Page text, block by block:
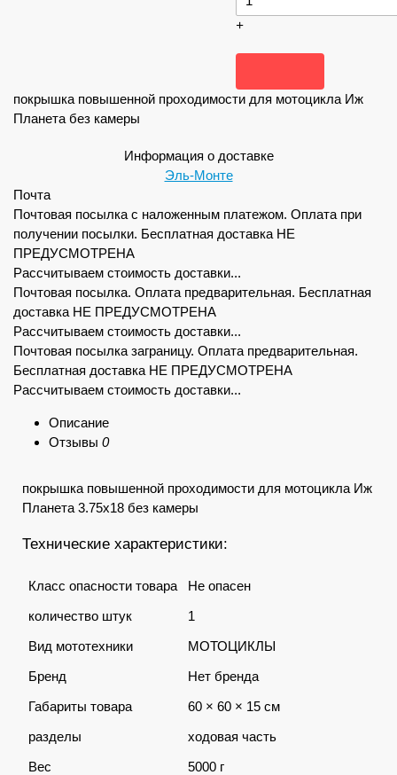
+
покрышка повышенной проходимости для мотоцикла Иж
Планета без камеры
Информация о доставке
Эль-Монте
Почта
Почтовая посылка с наложенным платежом. Оплата при
получении посылки. Бесплатная доставка НЕ
ПРЕДУСМОТРЕНА
Рассчитываем стоимость доставки...
Почтовая посылка. Оплата предварительная. Бесплатная
доставка НЕ ПРЕДУСМОТРЕНА
Рассчитываем стоимость доставки...
Почтовая посылка заграницу. Оплата предварительная.
Бесплатная доставка НЕ ПРЕДУСМОТРЕНА
Рассчитываем стоимость доставки...
Описание
Отзывы 0
покрышка повышенной проходимости для мотоцикла Иж
Планета 3.75х18 без камеры
Технические характеристики:
Класс опасности товара
Не опасен
количество штук
1
Вид мототехники
МОТОЦИКЛЫ
Бренд
Нет бренда
Габариты товара
60 × 60 × 15 см
разделы
ходовая часть
Вес
5000 г